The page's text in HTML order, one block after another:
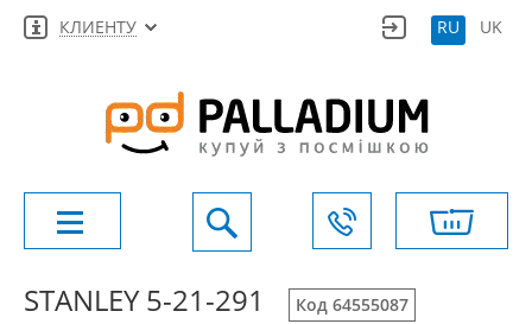
КЛИЕНТУ RU UK
STANLEY 5-21-291 Код 64555087